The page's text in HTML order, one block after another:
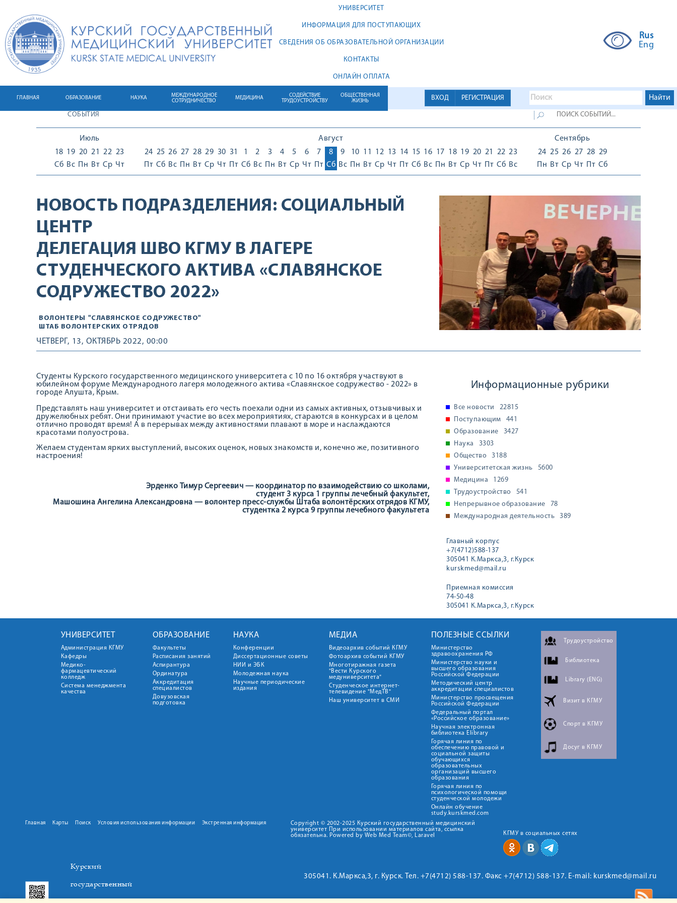
УНИВЕРСИТЕТ
ИНФОРМАЦИЯ ДЛЯ ПОСТУПАЮЩИХ
СВЕДЕНИЯ ОБ ОБРАЗОВАТЕЛЬНОЙ ОРГАНИЗАЦИИ
КОНТАКТЫ
ОНЛАЙН ОПЛАТА
Rus
Eng
ВХОД РЕГИСТРАЦИЯ
ГЛАВНАЯ ОБРАЗОВАНИЕ НАУКА
МЕЖДУНАРОДНОЕ
СОТРУДНИЧЕСТВО
МЕДИЦИНА
СОДЕЙСТВИЕ
ТРУДОУСТРОЙСТВУ
ОБЩЕСТВЕННАЯ
ЖИЗНЬ
СОБЫТИЯ
Июль
18
Сб
19
Вс
20
Пн
21
Вт
22
Ср
23
Чт
Август
24
Пт
25
Сб
26
Вс
27
Пн
28
Вт
29
Ср
30
Чт
31
Пт
1
Сб
2
Вс
3
Пн
4
Вт
5
Ср
6
Чт
7
Пт
8
Сб
9
Вс
10
Пн
11
Вт
12
Ср
13
Чт
14
Пт
15
Сб
16
Вс
17
Пн
18
Вт
19
Ср
20
Чт
21
Пт
22
Сб
23
Вс
Сентябрь
24
Пн
25
Вт
26
Ср
27
Чт
28
Пт
29
Сб
НОВОСТЬ ПОДРАЗДЕЛЕНИЯ: СОЦИАЛЬНЫЙ
ЦЕНТР
ДЕЛЕГАЦИЯ ШВО КГМУ В ЛАГЕРЕ
СТУДЕНЧЕСКОГО АКТИВА «СЛАВЯНСКОЕ
СОДРУЖЕСТВО 2022»
ВОЛОНТЕРЫ "СЛАВЯНСКОЕ СОДРУЖЕСТВО"
ШТАБ ВОЛОНТЕРСКИХ ОТРЯДОВ
ЧЕТВЕРГ, 13, ОКТЯБРЬ 2022, 00:00
Студенты Курского государственного медицинского университета с 10 по 16 октября участвуют в
юбилейном форуме Международного лагеря молодежного актива «Славянское содружество - 2022» в
городе Алушта, Крым.
Представлять наш университет и отстаивать его честь поехали одни из самых активных, отзывчивых и
дружелюбных ребят. Они принимают участие во всех мероприятиях, стараются в конкурсах и в целом
отлично проводят время! А в перерывах между активностями плавают в море и наслаждаются
красотами полуострова.
Желаем студентам ярких выступлений, высоких оценок, новых знакомств и, конечно же, позитивного
настроения!
Эрденко Тимур Сергеевич — координатор по взаимодействию со школами,
студент 3 курса 1 группы лечебный факультет,
Машошина Ангелина Александровна — волонтер пресс-службы Штаба волонтёрских отрядов КГМУ,
студентка 2 курса 9 группы лечебного факультета
Информационные рубрики
Все новости
22815
Поступающим
441
Образование
3427
Наука
3303
Общество
3188
Университетская жизнь
5600
Медицина
1269
Трудоустройство
541
Непрерывное образование
78
Международная деятельность
389
Главный корпус
+7(4712)588-137
305041 К.Маркса,3, г.Курск
kurskmed@mail.ru
Приемная комиссия
74-50-48
305041 К.Маркса,3, г.Курск
УНИВЕРСИТЕТ
Администрация КГМУ
Кафедры
Медико-
фармацевтический
колледж
Система менеджмента
качества
ОБРАЗОВАНИЕ
Факультеты
Расписания занятий
Аспирантура
Ординатура
Аккредитация
специалистов
Довузовская
подготовка
НАУКА
Конференции
Диссертационные советы
НИИ и ЭБК
Молодежная наука
Научные периодические
издания
МЕДИА
Видеоархив событий КГМУ
Фотоархив событий КГМУ
Многотиражная газета
"Вести Курского
медуниверситета"
Студенческое интернет-
телевидение "МедТВ"
Наш университет в СМИ
ПОЛЕЗНЫЕ ССЫЛКИ
Министерство
здравоохранения РФ
Министерство науки и
высшего образования
Российской Федерации
Методический центр
аккредитации специалистов
Министерство просвещения
Российской Федерации
Федеральный портал
«Российское образование»
Научная электронная
библиотека Elibrary
Горячая линия по
обеспечению правовой и
социальной защиты
обучающихся
образовательных
организаций высшего
образования
Горячая линия по
психологической помощи
студенческой молодежи
Онлайн обучение
study.kurskmed.com
Трудоустройство
Библиотека
Library (ENG)
Визит в КГМУ
Спорт в КГМУ
Досуг в КГМУ
Главная Карты Поиск Условия использования информации Экстренная информация
Copyright © 2002-2025 Курский государственный медицинский
университет При использовании материалов сайта, ссылка
обязательна. Powered by Web Med Team©, Laravel
КГМУ в социальных сетях
Курский
государственный
305041. К.Маркса,3, г. Курск. Тел. +7(4712) 588-137. Факс +7(4712) 588-137. E-mail: kurskmed@mail.ru